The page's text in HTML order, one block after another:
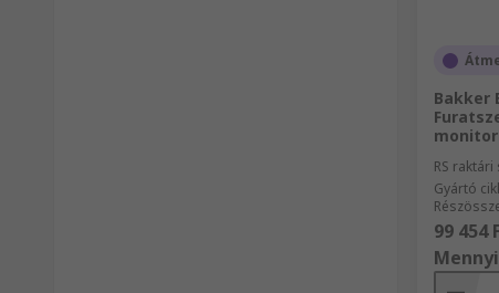
Bakker
RS raktári
Gyártó
99 454